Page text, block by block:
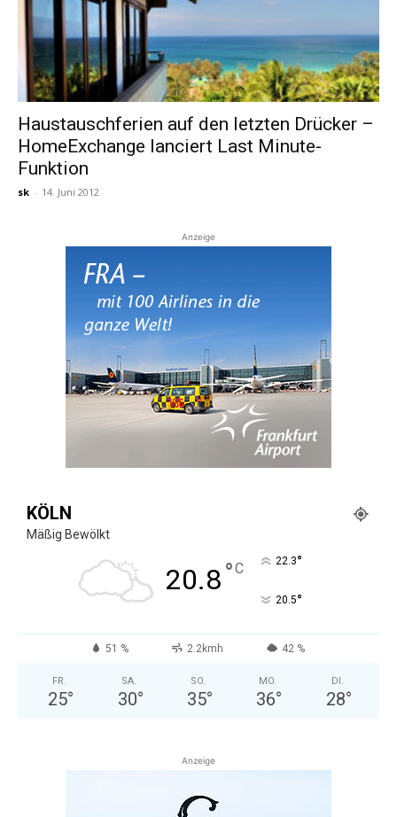
Haustauschferien auf den letzten Drücker –
HomeExchange lanciert Last Minute-
Funktion
sk - 14. Juni 2012
Anzeige
KÖLN
Mäßig Bewölkt
20.8°C 22.3°
20.5°
51 % 2.2kmh 42 %
FR.
25°
SA.
30°
SO.
35°
MO.
36°
DI.
28°
Anzeige